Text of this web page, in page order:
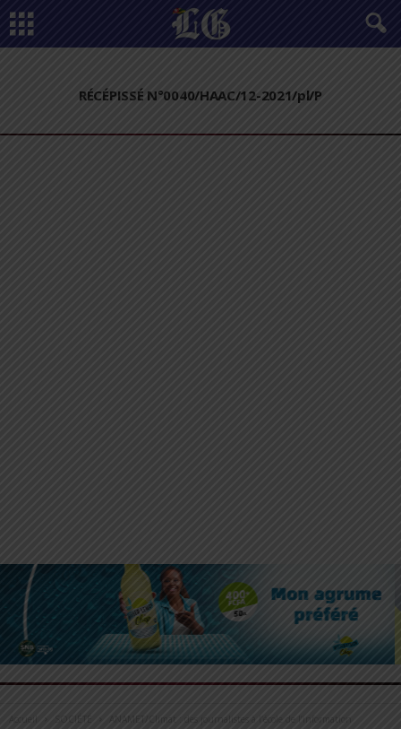
RÉCÉPISSÉ N°0040/HAAC/12-2021/pl/P
Accueil
ANAMET/Climat : des journalistes à l’école de l’information